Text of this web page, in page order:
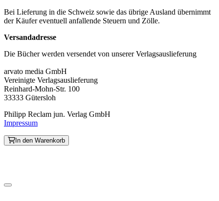
Bei Lieferung in die Schweiz sowie das übrige Ausland übernimmt
der Käufer eventuell anfallende Steuern und Zölle.
Versandadresse
Die Bücher werden versendet von unserer Verlagsauslieferung
arvato media GmbH
Vereinigte Verlagsauslieferung
Reinhard-Mohn-Str. 100
33333 Gütersloh
Philipp Reclam jun. Verlag GmbH
Impressum
In den Warenkorb